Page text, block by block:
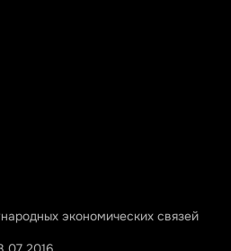
экономических связей